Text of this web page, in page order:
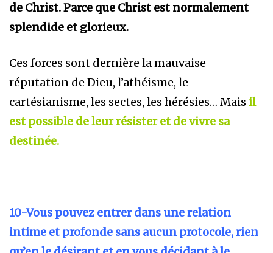
de Christ. Parce que Christ est normalement
splendide et glorieux.
Ces forces sont dernière la mauvaise
réputation de Dieu, l’athéisme, le
cartésianisme, les sectes, les hérésies… Mais il
est possible de leur résister et de vivre sa
destinée.
10-Vous pouvez entrer dans une relation
intime et profonde sans aucun protocole, rien